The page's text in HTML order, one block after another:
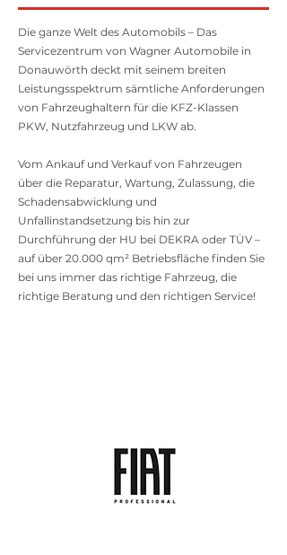
Die ganze Welt des Automobils – Das
Servicezentrum von Wagner Automobile in
Donauwörth deckt mit seinem breiten
Leistungsspektrum sämtliche Anforderungen
von Fahrzeughaltern für die KFZ-Klassen
PKW, Nutzfahrzeug und LKW ab.
Vom Ankauf und Verkauf von Fahrzeugen
über die Reparatur, Wartung, Zulassung, die
Schadensabwicklung und
Unfallinstandsetzung bis hin zur
Durchführung der HU bei DEKRA oder TÜV –
auf über 20.000 qm² Betriebsfläche finden Sie
bei uns immer das richtige Fahrzeug, die
richtige Beratung und den richtigen Service!